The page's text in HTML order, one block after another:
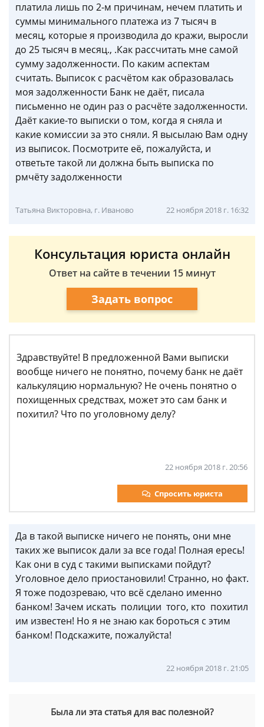
платила лишь по 2-м причинам, нечем платить и
суммы минимального платежа из 7 тысяч в
месяц, которые я производила до кражи, выросли
до 25 тысяч в месяц., .Как рассчитать мне самой
сумму задолженности. По каким аспектам
считать. Выписок с расчётом как образовалась
моя задолженности Банк не даёт, писала
письменно не один раз о расчёте задолженности.
Даёт какие-то выписки о том, когда я сняла и
какие комиссии за это сняли. Я высылаю Вам одну
из выписок. Посмотрите её, пожалуйста, и
ответьте такой ли должна быть выписка по
рмчёту задолженности
Татьяна Викторовна, г. Иваново 22 ноября 2018 г. 16:32
Консультация юриста онлайн
Ответ на сайте в течении 15 минут
Задать вопрос
Здравствуйте! В предложенной Вами выписки
вообще ничего не понятно, почему банк не даёт
калькуляцию нормальную? Не очень понятно о
похищенных средствах, может это сам банк и
похитил? Что по уголовному делу?
22 ноября 2018 г. 20:56
Спросить юриста
Да в такой выписке ничего не понять, они мне
таких же выписок дали за все года! Полная ересь!
Как они в суд с такими выписками пойдут?
Уголовное дело приостановили! Странно, но факт.
Я тоже подозреваю, что всё сделано именно
банком! Зачем искать полиции того, кто похитил
им известен! Но я не знаю как бороться с этим
банком! Подскажите, пожалуйста!
22 ноября 2018 г. 21:05
Была ли эта статья для вас полезной?